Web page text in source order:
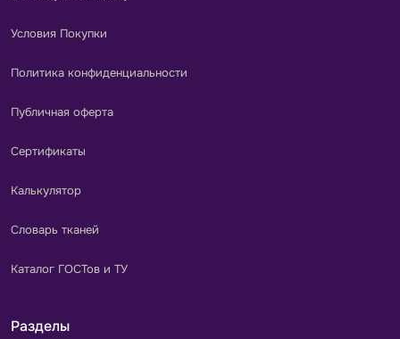
Условия Покупки
Политика конфиденциальности
Публичная оферта
Сертификаты
Калькулятор
Словарь тканей
Каталог ГОСТов и ТУ
Разделы